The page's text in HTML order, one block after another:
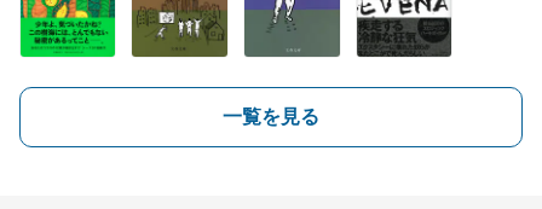
一覧を見る